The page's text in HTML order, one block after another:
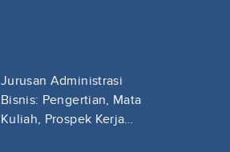
Jurusan Administrasi
Bisnis: Pengertian, Mata
Kuliah, Prospek Kerja